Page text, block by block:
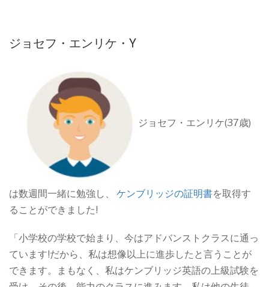
ジョセフ・エンリケ・Y
ジョセフ・エンリケ(37歳)
は数週間一緒に勉強し、 ケンブリッジの証明書を取得す
ることができました!
「小学校の学校で始まり、今はアドバンストクラスに通っ
ています!だから、私は想像以上に進歩したと言うことが
できます。まもなく、私はケンブリッジ英語の上級試験を